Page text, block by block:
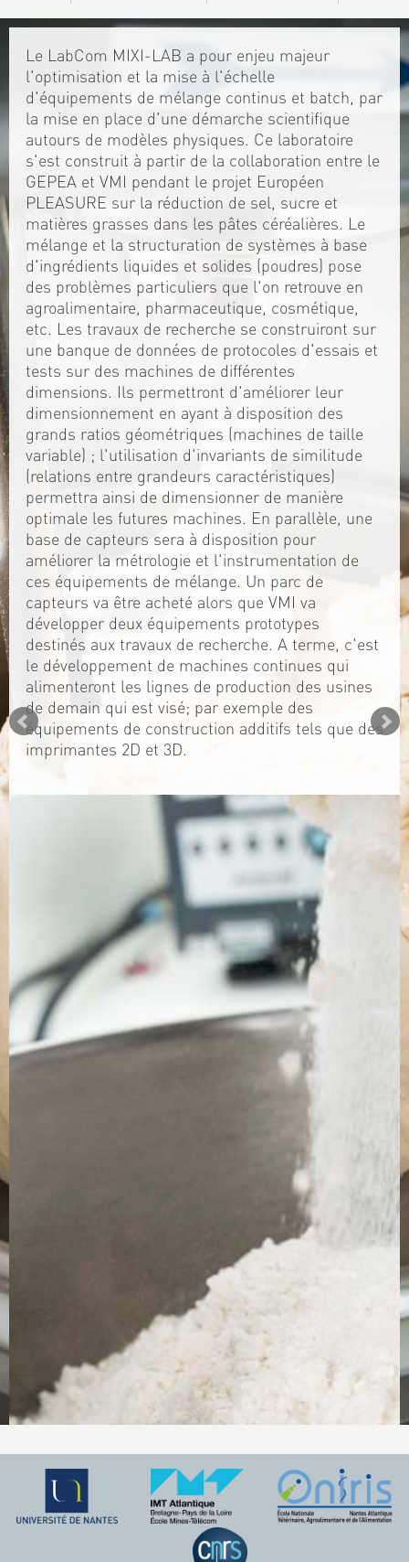
SITE WEB
TÉLÉCHARGEZ LA PLAQUETTE
Contact
Jérémy PRUVOST
Le LabCom MIXI-LAB a pour enjeu majeur
l'optimisation et la mise à l'échelle
d'équipements de mélange continus et batch, par
la mise en place d'une démarche scientifique
autours de modèles physiques. Ce laboratoire
s'est construit à partir de la collaboration entre le
GEPEA et VMI pendant le projet Européen
PLEASURE sur la réduction de sel, sucre et
matières grasses dans les pâtes céréalières. Le
mélange et la structuration de systèmes à base
d'ingrédients liquides et solides (poudres) pose
des problèmes particuliers que l'on retrouve en
agroalimentaire, pharmaceutique, cosmétique,
etc. Les travaux de recherche se construiront sur
une banque de données de protocoles d'essais et
tests sur des machines de différentes
dimensions. Ils permettront d'améliorer leur
dimensionnement en ayant à disposition des
grands ratios géométriques (machines de taille
variable) ; l'utilisation d'invariants de similitude
(relations entre grandeurs caractéristiques)
permettra ainsi de dimensionner de manière
optimale les futures machines. En parallèle, une
base de capteurs sera à disposition pour
améliorer la métrologie et l'instrumentation de
ces équipements de mélange. Un parc de
capteurs va être acheté alors que VMI va
développer deux équipements prototypes
destinés aux travaux de recherche. A terme, c'est
le développement de machines continues qui
alimenteront les lignes de production des usines
de demain qui est visé; par exemple des
équipements de construction additifs tels que des
imprimantes 2D et 3D.